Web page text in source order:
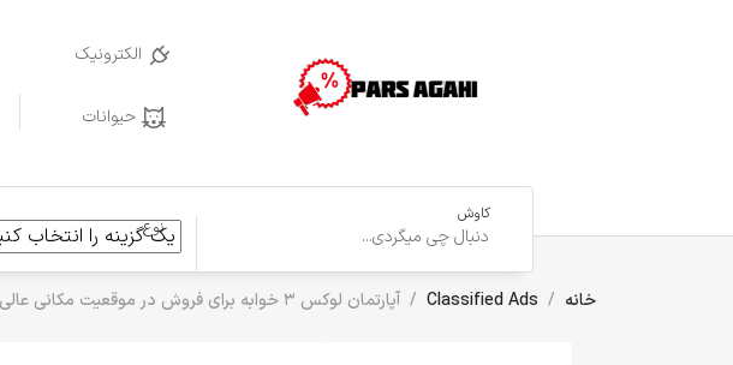
الکترونیک
حیوانات
کاوش
نوع
خانه Classified Ads آپارتمان لوکس ۳ خوابه برای فروش در موقعیت مکانی عالی